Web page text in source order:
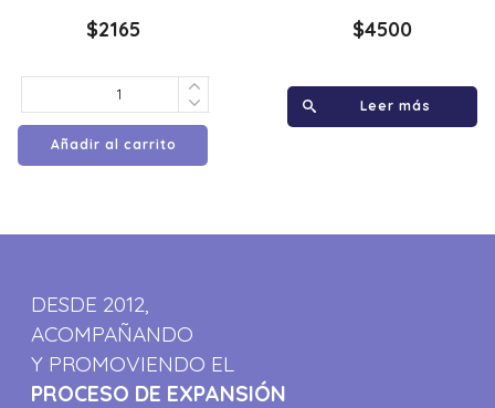
$2165
Añadir al carrito
$4500
Leer más
DESDE 2012,
ACOMPAÑANDO
Y PROMOVIENDO EL
PROCESO DE EXPANSIÓN